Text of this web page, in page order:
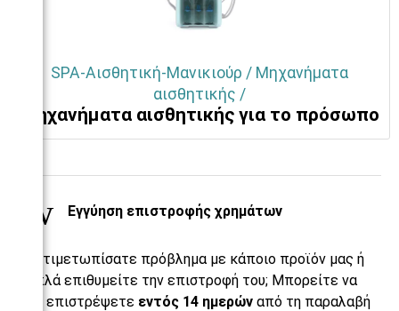
SPA-Αισθητική-Μανικιούρ / Μηχανήματα
αισθητικής /
Μηχανήματα αισθητικής για το πρόσωπο
Εγγύηση επιστροφής χρημάτων
Αντιμετωπίσατε πρόβλημα με κάποιο προϊόν μας ή
απλά επιθυμείτε την επιστροφή του; Μπορείτε να
το επιστρέψετε εντός 14 ημερών από τη παραλαβή